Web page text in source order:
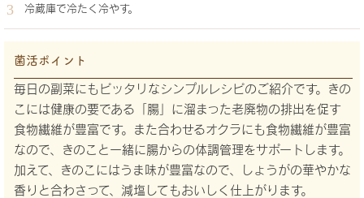
冷蔵庫で冷たく冷やす。
菌活ポイント
毎日の副菜にもピッタリなシンプルレシピのご紹介です。きの
こには健康の要である「腸」に溜まった老廃物の排出を促す
食物繊維が豊富です。また合わせるオクラにも食物繊維が豊富
なので、きのこと一緒に腸からの体調管理をサポートします。
加えて、きのこにはうま味が豊富なので、しょうがの華やかな
香りと合わさって、減塩してもおいしく仕上がります。